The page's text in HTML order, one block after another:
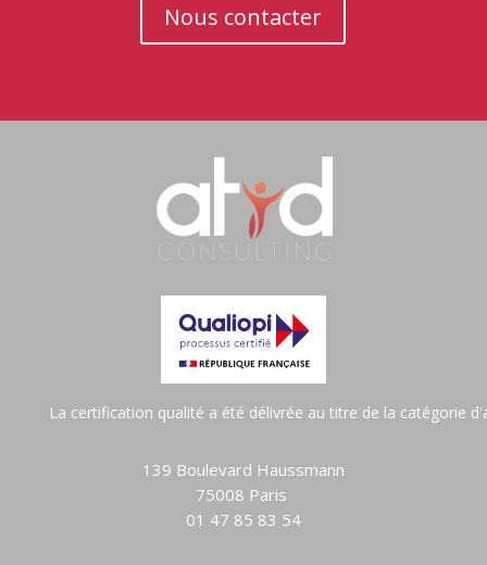
Nous contacter
La certification qualité a été délivrée au titre de la catégorie
139 Boulevard Haussmann
75008 Paris
01 47 85 83 54